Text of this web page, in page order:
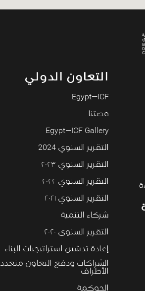
Egypt—ICF
قصتنا
Egypt—ICF Gallery
التقرير السنوي 2024
التقرير السنوي ۲۰۲۳
التقرير السنوي ۲۰۲۲
التقرير السنوي ٢٠٢١
شركاء التنمية
التقرير السنوى ٢٠٢٠
إعادة تدشين استراتيجيات البناء
الشراكات ودفع التعاون متعدد
الأطراف
الحوكمة
التعاون الدولي